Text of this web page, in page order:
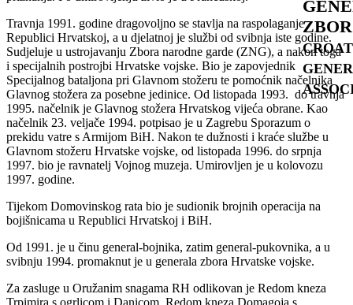
ZBOR
Travnja 1991. godine dragovoljno se stavlja na raspolaganje
Republici Hrvatskoj, a u djelatnoj je službi od svibnja iste godine.
Sudjeluje u ustrojavanju Zbora narodne garde (ZNG), a nakon toga
i specijalnih postrojbi Hrvatske vojske. Bio je zapovjednik
Specijalnog bataljona pri Glavnom stožeru te pomoćnik načelnika
Glavnog stožera za posebne jedinice. Od listopada 1993. do travnja
1995. načelnik je Glavnog stožera Hrvatskog vijeća obrane. Kao
načelnik 23. veljače 1994. potpisao je u Zagrebu Sporazum o
prekidu vatre s Armijom BiH. Nakon te dužnosti i kraće službe u
Glavnom stožeru Hrvatske vojske, od listopada 1996. do srpnja
1997. bio je ravnatelj Vojnog muzeja. Umirovljen je u kolovozu
1997. godine.
Tijekom Domovinskog rata bio je sudionik brojnih operacija na
bojišnicama u Republici Hrvatskoj i BiH.
Od 1991. je u činu general-bojnika, zatim general-pukovnika, a u
svibnju 1994. promaknut je u generala zbora Hrvatske vojske.
Za zasluge u Oružanim snagama RH odlikovan je Redom kneza